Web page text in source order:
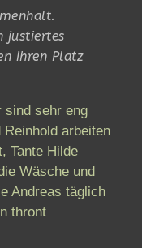
justiertes
ihren Platz
sind sehr eng
arbeiten
Tante Hilde
Wäsche und
Andreas täglich
thront